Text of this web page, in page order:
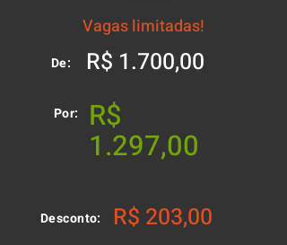
Vagas limitadas!
De: R$ 1.700,00
Por: R$
1.297,00
Desconto: R$ 203,00